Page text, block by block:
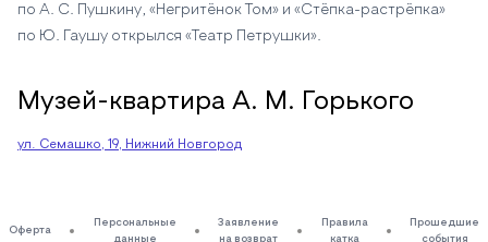
по А. С. Пушкину, «Негритёнок Том» и «Стёпка-растрёпка»
по Ю. Гаушу открылся «Театр Петрушки».
Музей-квартира А. М. Горького
ул. Семашко, 19, Нижний Новгород
Оферта
Персональные
данные
Заявление
на возврат
Правила
катка
Прошедшие
события